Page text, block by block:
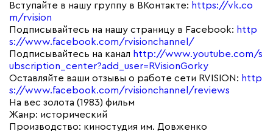
Вступайте в нашу группу в ВКонтакте: https://vk.co
m/rvision
Подписывайтесь на нашу страницу в Facebook: http
s://www.facebook.com/rvisionchannel/
Подписывайтесь на канал http://www.youtube.com/s
ubscription_center?add_user=RVisionGorky
Оставляйте ваши отзывы о работе сети RVISION: http
s://www.facebook.com/rvisionchannel/reviews
На вес золота (1983) фильм
Жанр: исторический
Производство: киностудия им. Довженко